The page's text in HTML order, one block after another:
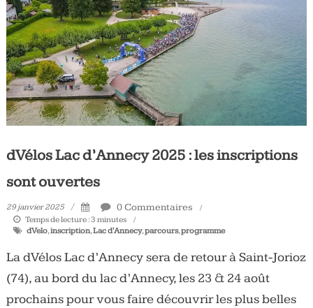
Tous
les
jours,
votre
actualité
vélo
et
triathlon
dVélos Lac d’Annecy 2025 : les inscriptions
sont ouvertes
29 janvier 2025 0 Commentaires
Temps de lecture :3 minutes
dVelo,inscription,Lac d'Annecy,parcours,programme
La dVélos Lac d’Annecy sera de retour à Saint-Jorioz
(74), au bord du lac d’Annecy, les 23 & 24 août
prochains pour vous faire découvrir les plus belles